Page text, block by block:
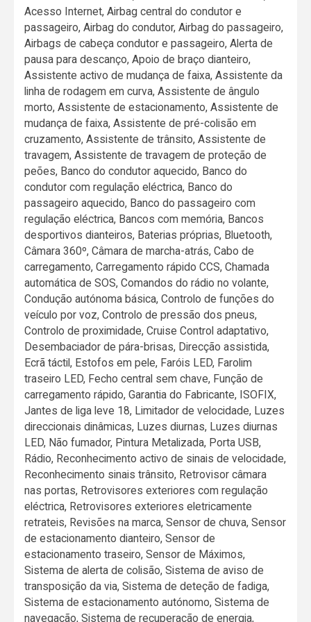
Acesso Internet, Airbag central do condutor e
passageiro, Airbag do condutor, Airbag do passageiro,
Airbags de cabeça condutor e passageiro, Alerta de
pausa para descanço, Apoio de braço dianteiro,
Assistente activo de mudança de faixa, Assistente da
linha de rodagem em curva, Assistente de ângulo
morto, Assistente de estacionamento, Assistente de
mudança de faixa, Assistente de pré-colisão em
cruzamento, Assistente de trânsito, Assistente de
travagem, Assistente de travagem de proteção de
peões, Banco do condutor aquecido, Banco do
condutor com regulação eléctrica, Banco do
passageiro aquecido, Banco do passageiro com
regulação eléctrica, Bancos com memória, Bancos
desportivos dianteiros, Baterias próprias, Bluetooth,
Câmara 360º, Câmara de marcha-atrás, Cabo de
carregamento, Carregamento rápido CCS, Chamada
automática de SOS, Comandos do rádio no volante,
Condução autónoma básica, Controlo de funções do
veículo por voz, Controlo de pressão dos pneus,
Controlo de proximidade, Cruise Control adaptativo,
Desembaciador de pára-brisas, Direcção assistida,
Ecrã táctil, Estofos em pele, Faróis LED, Farolim
traseiro LED, Fecho central sem chave, Função de
carregamento rápido, Garantia do Fabricante, ISOFIX,
Jantes de liga leve 18, Limitador de velocidade, Luzes
direccionais dinâmicas, Luzes diurnas, Luzes diurnas
LED, Não fumador, Pintura Metalizada, Porta USB,
Rádio, Reconhecimento activo de sinais de velocidade,
Reconhecimento sinais trânsito, Retrovisor câmara
nas portas, Retrovisores exteriores com regulação
eléctrica, Retrovisores exteriores eletricamente
retrateis, Revisões na marca, Sensor de chuva, Sensor
de estacionamento dianteiro, Sensor de
estacionamento traseiro, Sensor de Máximos,
Sistema de alerta de colisão, Sistema de aviso de
transposição da via, Sistema de deteção de fadiga,
Sistema de estacionamento autónomo, Sistema de
navegação, Sistema de recuperação de energia,